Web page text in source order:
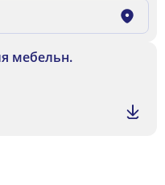
мебельн.